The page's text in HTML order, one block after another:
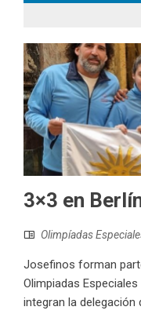
3×3 en
Olimpíadas
Josefinos forman
Olimpiadas
integran la delegación